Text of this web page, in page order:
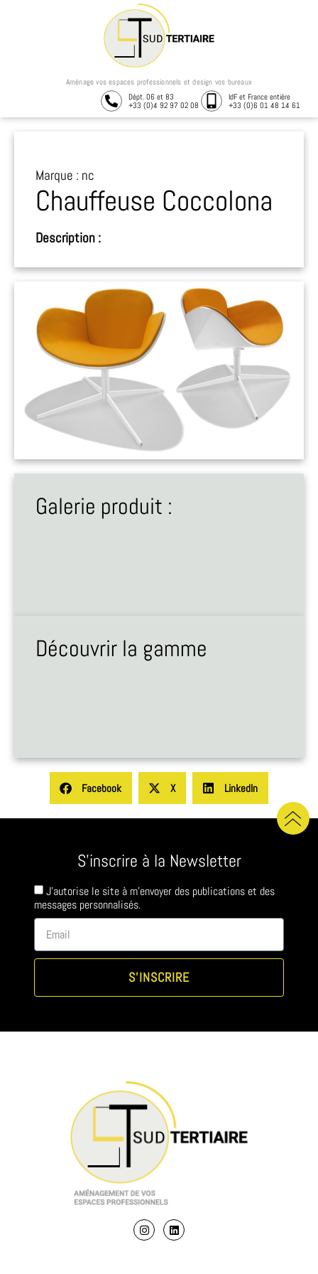
Dépt. 06 et 83
+33 (0)4 92 97 02 08
IdF et France entière
+33 (0)6 01 48 14 61
Aménage vos espaces professionnels et design vos bureaux
Marque : nc
Chauffeuse Coccolona
Description :
Galerie produit :
Découvrir la gamme
Facebook X LinkedIn
S'inscrire à la Newsletter
J'autorise le site à m'envoyer des publications et des
messages personnalisés.
S'INSCRIRE